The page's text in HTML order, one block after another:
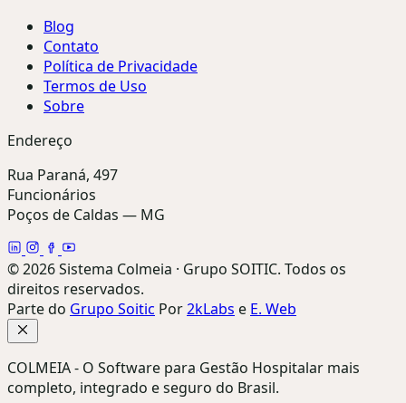
Blog
Contato
Política de Privacidade
Termos de Uso
Sobre
Endereço
Rua Paraná, 497
Funcionários
Poços de Caldas — MG
© 2026 Sistema Colmeia · Grupo SOITIC. Todos os
direitos reservados.
Parte do Grupo Soitic Por2kLabs e E. Web
COLMEIA - O Software para Gestão Hospitalar mais
completo, integrado e seguro do Brasil.